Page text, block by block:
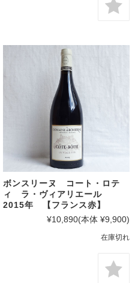
ボンスリーヌ コート・ロテ
ィ ラ・ヴィアリエール
2015年 【フランス赤】
¥10,890(本体 ¥9,900)
在庫切れ